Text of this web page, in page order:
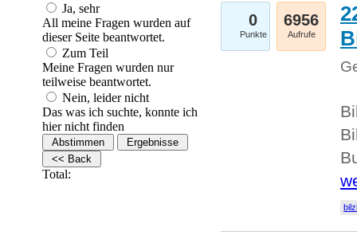
Ja, sehr
All meine Fragen wurden auf
dieser Seite beantwortet.
Zum Teil
Meine Fragen wurden nur
teilweise beantwortet.
Nein, leider nicht
Das was ich suchte, konnte ich
hier nicht finden
Total:
0
Punkte
6956
Aufrufe